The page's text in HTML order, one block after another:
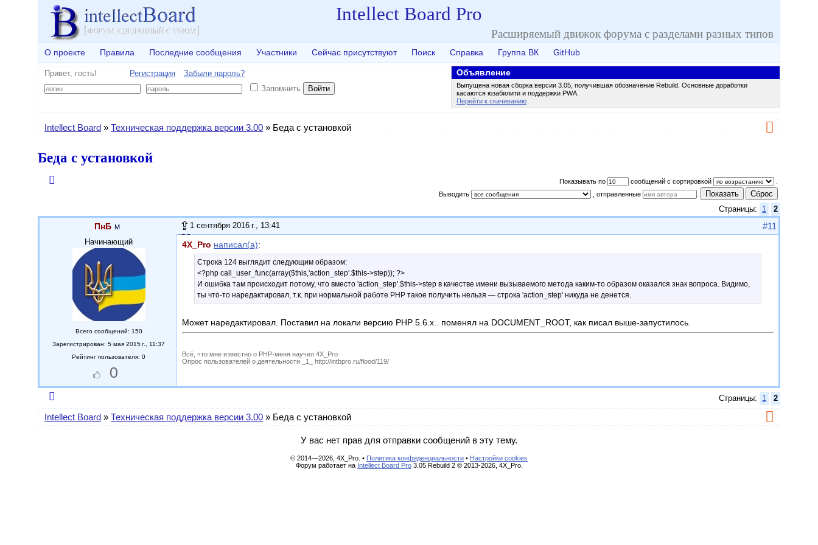
Intellect Board Pro
Расширяемый движок форума с разделами разных типов
О проекте Правила Последние сообщения Участники Сейчас присутствуют Поиск Справка Группа ВК GitHub
Объявление
Выпущена новая сборка версии 3.05, получившая обозначение Rebuild. Основные доработки
касаются юзабилити и поддержки PWA.
Перейти к скачиванию
Привет, гость! Регистрация
Забыли пароль?
Запомнить
Войти
Intellect Board » Техническая поддержка версии 3.00 » Беда с установкой
Беда с установкой
Показывать по сообщений с сортировкой
Выводить
, отправленные Показать Сброс
Страницы: 1 2
ПнБ
Начинающий
Всего сообщений: 150
Зарегистрирован: 5 мая 2015 г., 11:37
Рейтинг пользователя: 0
0
1 сентября 2016 г., 13:41 #11
4X_Pro написал(а):
Строка 124 выглядит следующим образом:
<?php call_user_func(array($this,'action_step'.$this->step)); ?>
И ошибка там происходит потому, что вместо 'action_step'.$this->step в качестве имени вызываемого метода каким-то образом оказался знак вопроса. Видимо,
ты что-то наредактировал, т.к. при нормальной работе PHP такое получить нельзя — строка 'action_step' никуда не денется.
Может наредактировал. Поставил на локали версию PHP 5.6.х.. поменял на DOCUMENT_ROOT, как писал выше-запустилось.
Всё, что мне известно о PHP-меня научил 4X_Pro
Опрос пользователей о деятельности _1_ http://intbpro.ru/flood/119/
Страницы: 1 2
Intellect Board » Техническая поддержка версии 3.00 » Беда с установкой
У вас нет прав для отправки сообщений в эту тему.
© 2014—2026, 4X_Pro. • Политика конфиденциальности • Настройки cookies
Форум работает на Intellect Board Pro3.05 Rebuild 2 © 2013-2026, 4X_Pro.